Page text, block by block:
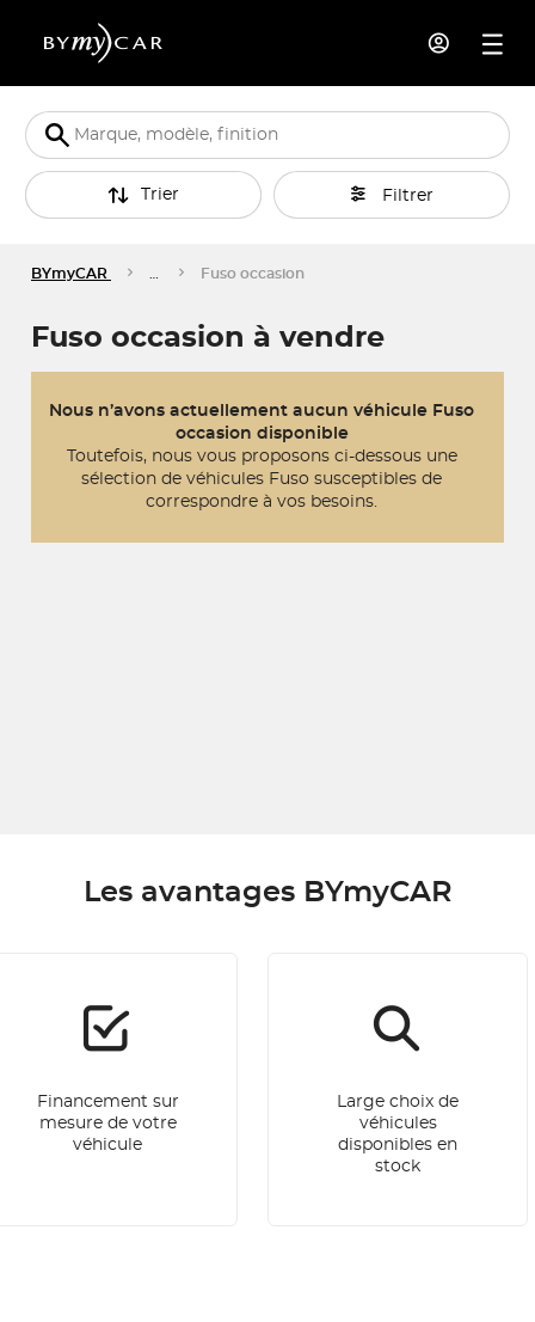
Trier Filtrer
BYmyCAR Fuso occasion
Fuso occasion à vendre
Nous n’avons actuellement aucun véhicule Fuso
occasion disponible
Toutefois, nous vous proposons ci-dessous une
sélection de véhicules Fuso susceptibles de
correspondre à vos besoins.
Les avantages BYmyCAR
Financement sur
mesure de votre
véhicule
Large choix de
véhicules
disponibles en
stock